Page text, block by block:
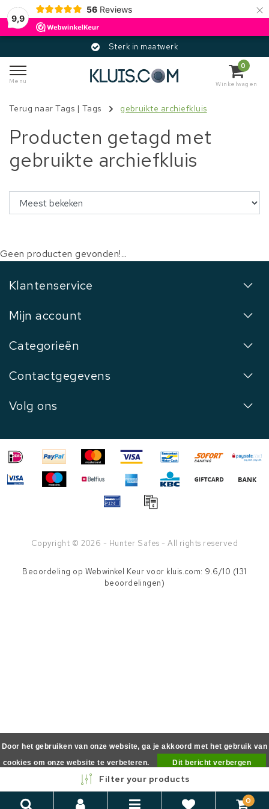
9,9
56 Reviews ×
Sterk in maatwerk
Menu
0
Winkelwagen
Terug naar Tags | Tags gebruikte archiefkluis
Producten getagd met
gebruikte archiefkluis
Geen producten gevonden!...
Klantenservice
Mijn account
Categorieën
Contactgegevens
Volg ons
Copyright © 2026 - Hunter Safes - All rights reserved
Filter your products
0
Beoordeling op Webwinkel Keur voor kluis.com: 9.6/10 (131
beoordelingen)
Door het gebruiken van onze website, ga je akkoord met het gebruik van
cookies om onze website te verbeteren.
Dit bericht verbergen
Meer over cookies »